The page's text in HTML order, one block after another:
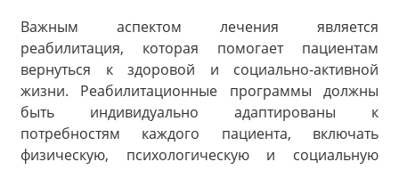
Важным аспектом лечения является
реабилитация, которая помогает пациентам
вернуться к здоровой и социально-активной
жизни. Реабилитационные программы должны
быть индивидуально адаптированы к
потребностям каждого пациента, включать
физическую, психологическую и социальную